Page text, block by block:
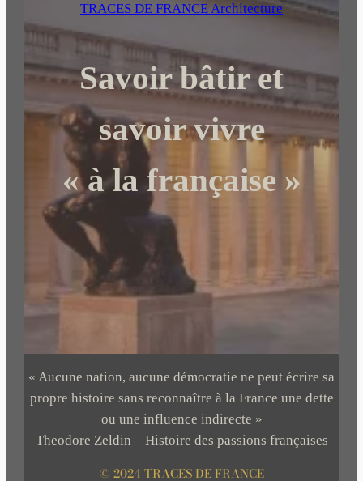
r
h
r
TRACES DE FRANCE Architecture
Savoir bâtir et
savoir vivre
« à la française »
« Aucune nation, aucune démocratie ne peut écrire sa
propre histoire sans reconnaître à la France une dette
ou une influence indirecte »
Theodore Zeldin – Histoire des passions françaises
© 2024 TRACES DE FRANCE